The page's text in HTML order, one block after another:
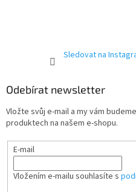
Sledovat na
Odebírat newsletter
Vložte svůj e-mail a my vám
produktech na našem e-shopu.
E-mail
Vložením e-mailu souhlasíte s